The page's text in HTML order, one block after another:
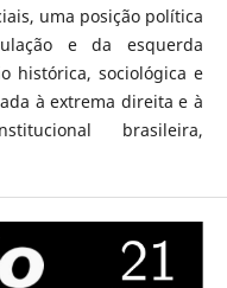
uma posição política
e da esquerda
histórica, sociológica e
à extrema direita e à
brasileira,